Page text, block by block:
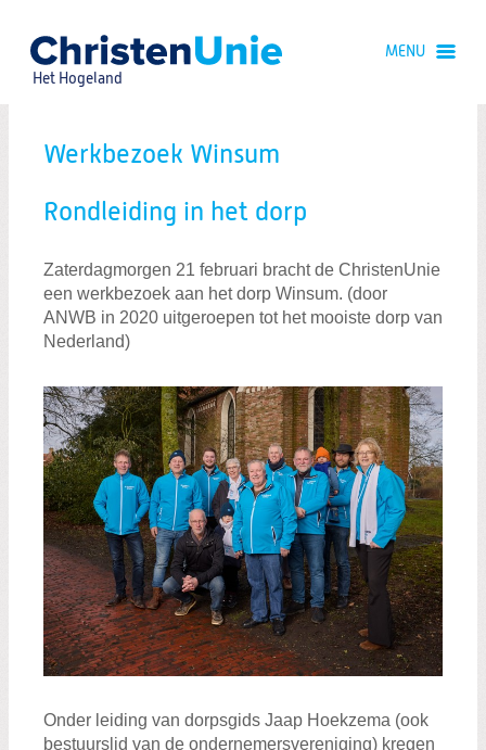
Spring
naar
Het Hogeland
MENU
Jeugdzorg
Asielbeleid
Zoeken:
Zoeken
Werkbezoek Winsum
Rondleiding in het dorp
Zaterdagmorgen 21 februari bracht de ChristenUnie
een werkbezoek aan het dorp Winsum. (door
ANWB in 2020 uitgeroepen tot het mooiste dorp van
Nederland)
Onder leiding van dorpsgids Jaap Hoekzema (ook
bestuurslid van de ondernemersvereniging) kregen